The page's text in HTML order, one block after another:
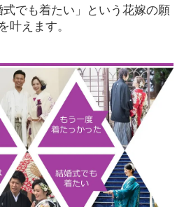
式でも着たい」という花嫁の願
叶えます。